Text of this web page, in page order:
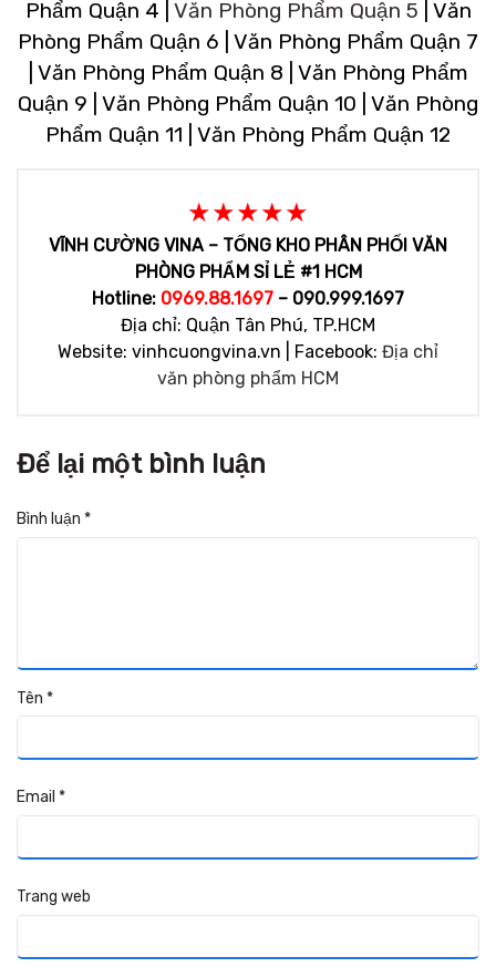
Phẩm Quận 4 | Văn Phòng Phẩm Quận 5 | Văn
Phòng Phẩm Quận 6 | Văn Phòng Phẩm Quận 7
| Văn Phòng Phẩm Quận 8 | Văn Phòng Phẩm
Quận 9 | Văn Phòng Phẩm Quận 10 | Văn Phòng
Phẩm Quận 11 | Văn Phòng Phẩm Quận 12
★★★★★
VĨNH CƯỜNG VINA – TỔNG KHO PHÂN PHỐI VĂN
PHÒNG PHẨM SỈ LẺ #1 HCM
Hotline: 0969.88.1697 – 090.999.1697
Địa chỉ: Quận Tân Phú, TP.HCM
Website: vinhcuongvina.vn | Facebook: Địa chỉ
văn phòng phẩm HCM
Để lại một bình luận
Bình luận *
Tên *
Email *
Trang web